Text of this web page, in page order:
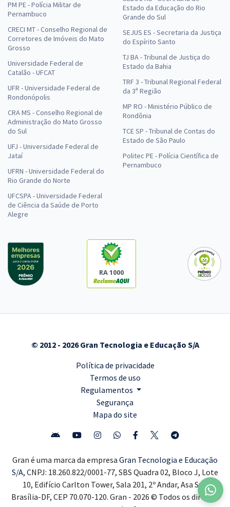
PM PE - Polícia Militar de
Pernambuco
CRECI MT - Conselho Regional de
Corretores de Imóveis do Mato
Grosso
Universidade Federal de
Catalão - UFCAT
UFR - Universidade Federal de
Rondonópolis
CRA MS - Conselho Regional de
Administração do Mato Grosso
do Sul
UFJ - Universidade Federal de
Jataí
UFRN - Universidade Federal do
Rio Grande do Norte
UFCSPA - Universidade Federal
de Ciência da Saúde de Porto
Alegre
Estado da Educação do Rio
Grande do Sul
SEJUS ES - Secretaria da Justiça
do Espírito Santo
TJ BA - Tribunal de Justiça do
Estado da Bahia
TRF 3 - Tribunal Regional Federal
da 3ª Região
MP RO - Ministério Público de
Rondônia
TCE SP - Tribunal de Contas do
Estado de São Paulo
Politec PE - Polícia Científica de
Pernambuco
RA 1000
© 2012 - 2026 Gran Tecnologia e Educação S/A
Política de privacidade
Termos de uso
Regulamentos
Segurança
Mapa do site
Gran é uma marca da empresa Gran Tecnologia e Educação
S/A, CNPJ: 18.260.822/0001-77, SBS Quadra 02, Bloco J, Lote
10, Edifício Carlton Tower, Sala 201, 2º Andar, Asa Sul,
Brasília-DF, CEP 70.070-120. Gran - 2026 © Todos os direitos